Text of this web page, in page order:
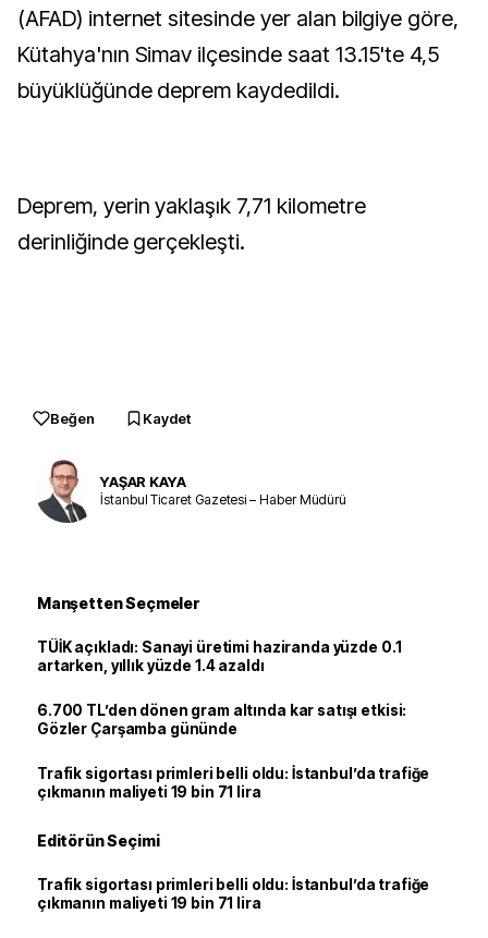
(AFAD) internet sitesinde yer alan bilgiye göre,
Kütahya'nın Simav ilçesinde saat 13.15'te 4,5
büyüklüğünde deprem kaydedildi.
Deprem, yerin yaklaşık 7,71 kilometre
derinliğinde gerçekleşti.
Beğen Kaydet
YAŞAR KAYA
İstanbul Ticaret Gazetesi – Haber Müdürü
Manşetten Seçmeler
TÜİK açıkladı: Sanayi üretimi haziranda yüzde 0.1
artarken, yıllık yüzde 1.4 azaldı
6.700 TL’den dönen gram altında kar satışı etkisi:
Gözler Çarşamba gününde
Trafik sigortası primleri belli oldu: İstanbul’da trafiğe
çıkmanın maliyeti 19 bin 71 lira
Editörün Seçimi
Trafik sigortası primleri belli oldu: İstanbul’da trafiğe
çıkmanın maliyeti 19 bin 71 lira